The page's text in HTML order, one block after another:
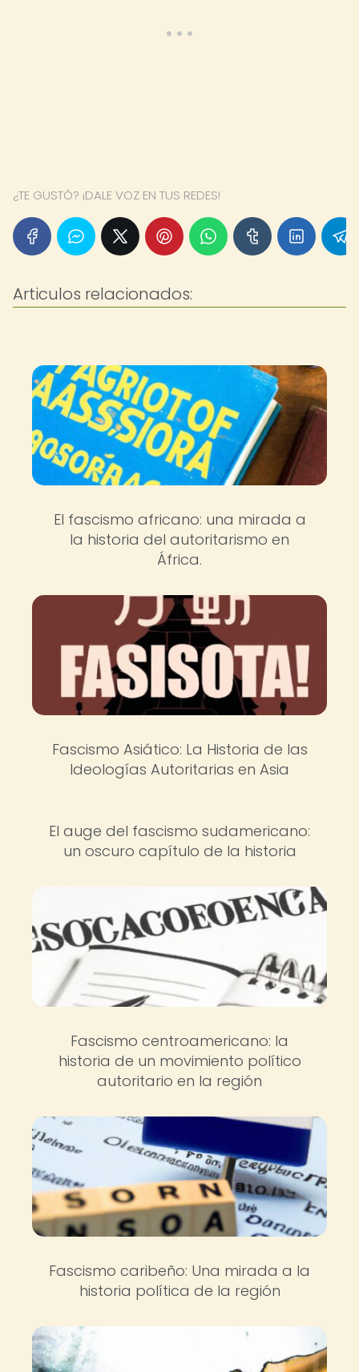
¿TE GUSTÓ? ¡DALE VOZ EN TUS REDES!
Articulos relacionados:
El fascismo africano: una mirada a
la historia del autoritarismo en
África.
Fascismo Asiático: La Historia de las
Ideologías Autoritarias en Asia
El auge del fascismo sudamericano:
un oscuro capítulo de la historia
Fascismo centroamericano: la
historia de un movimiento político
autoritario en la región
Fascismo caribeño: Una mirada a la
historia política de la región